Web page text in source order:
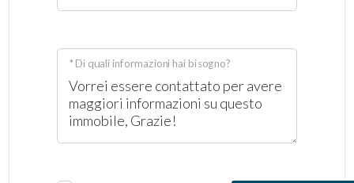
* Di quali informazioni hai bisogno?